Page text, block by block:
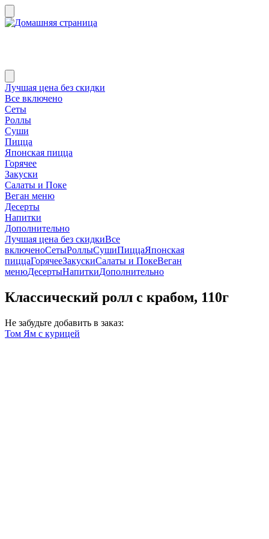
Лучшая цена без скидки
Все включено
Сеты
Роллы
Суши
Пицца
Японская пицца
Горячее
Закуски
Салаты и Поке
Веган меню
Десерты
Напитки
Дополнительно
Лучшая цена без скидкиВсе
включеноСетыРоллыСушиПиццаЯпонская
пиццаГорячееЗакускиСалаты и ПокеВеган
менюДесертыНапиткиДополнительно
Классический ролл с крабом, 110г
Не забудьте добавить в заказ:
Том Ям с курицей